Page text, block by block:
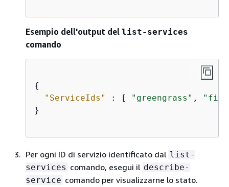
Esempio dell'output del list-services
comando
{
"ServiceIds"
: [ "greengrass" ,
}
Per ogni ID di servizio identificato dal list-
services comando, esegui il describe-
service comando per visualizzarne lo stato.